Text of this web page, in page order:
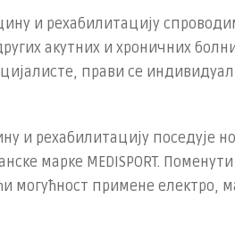
и рехабилитацију
акутних и хроничних
прави се
и рехабилитацију поседује
марке MEDISPORT.
могућност примене електро,